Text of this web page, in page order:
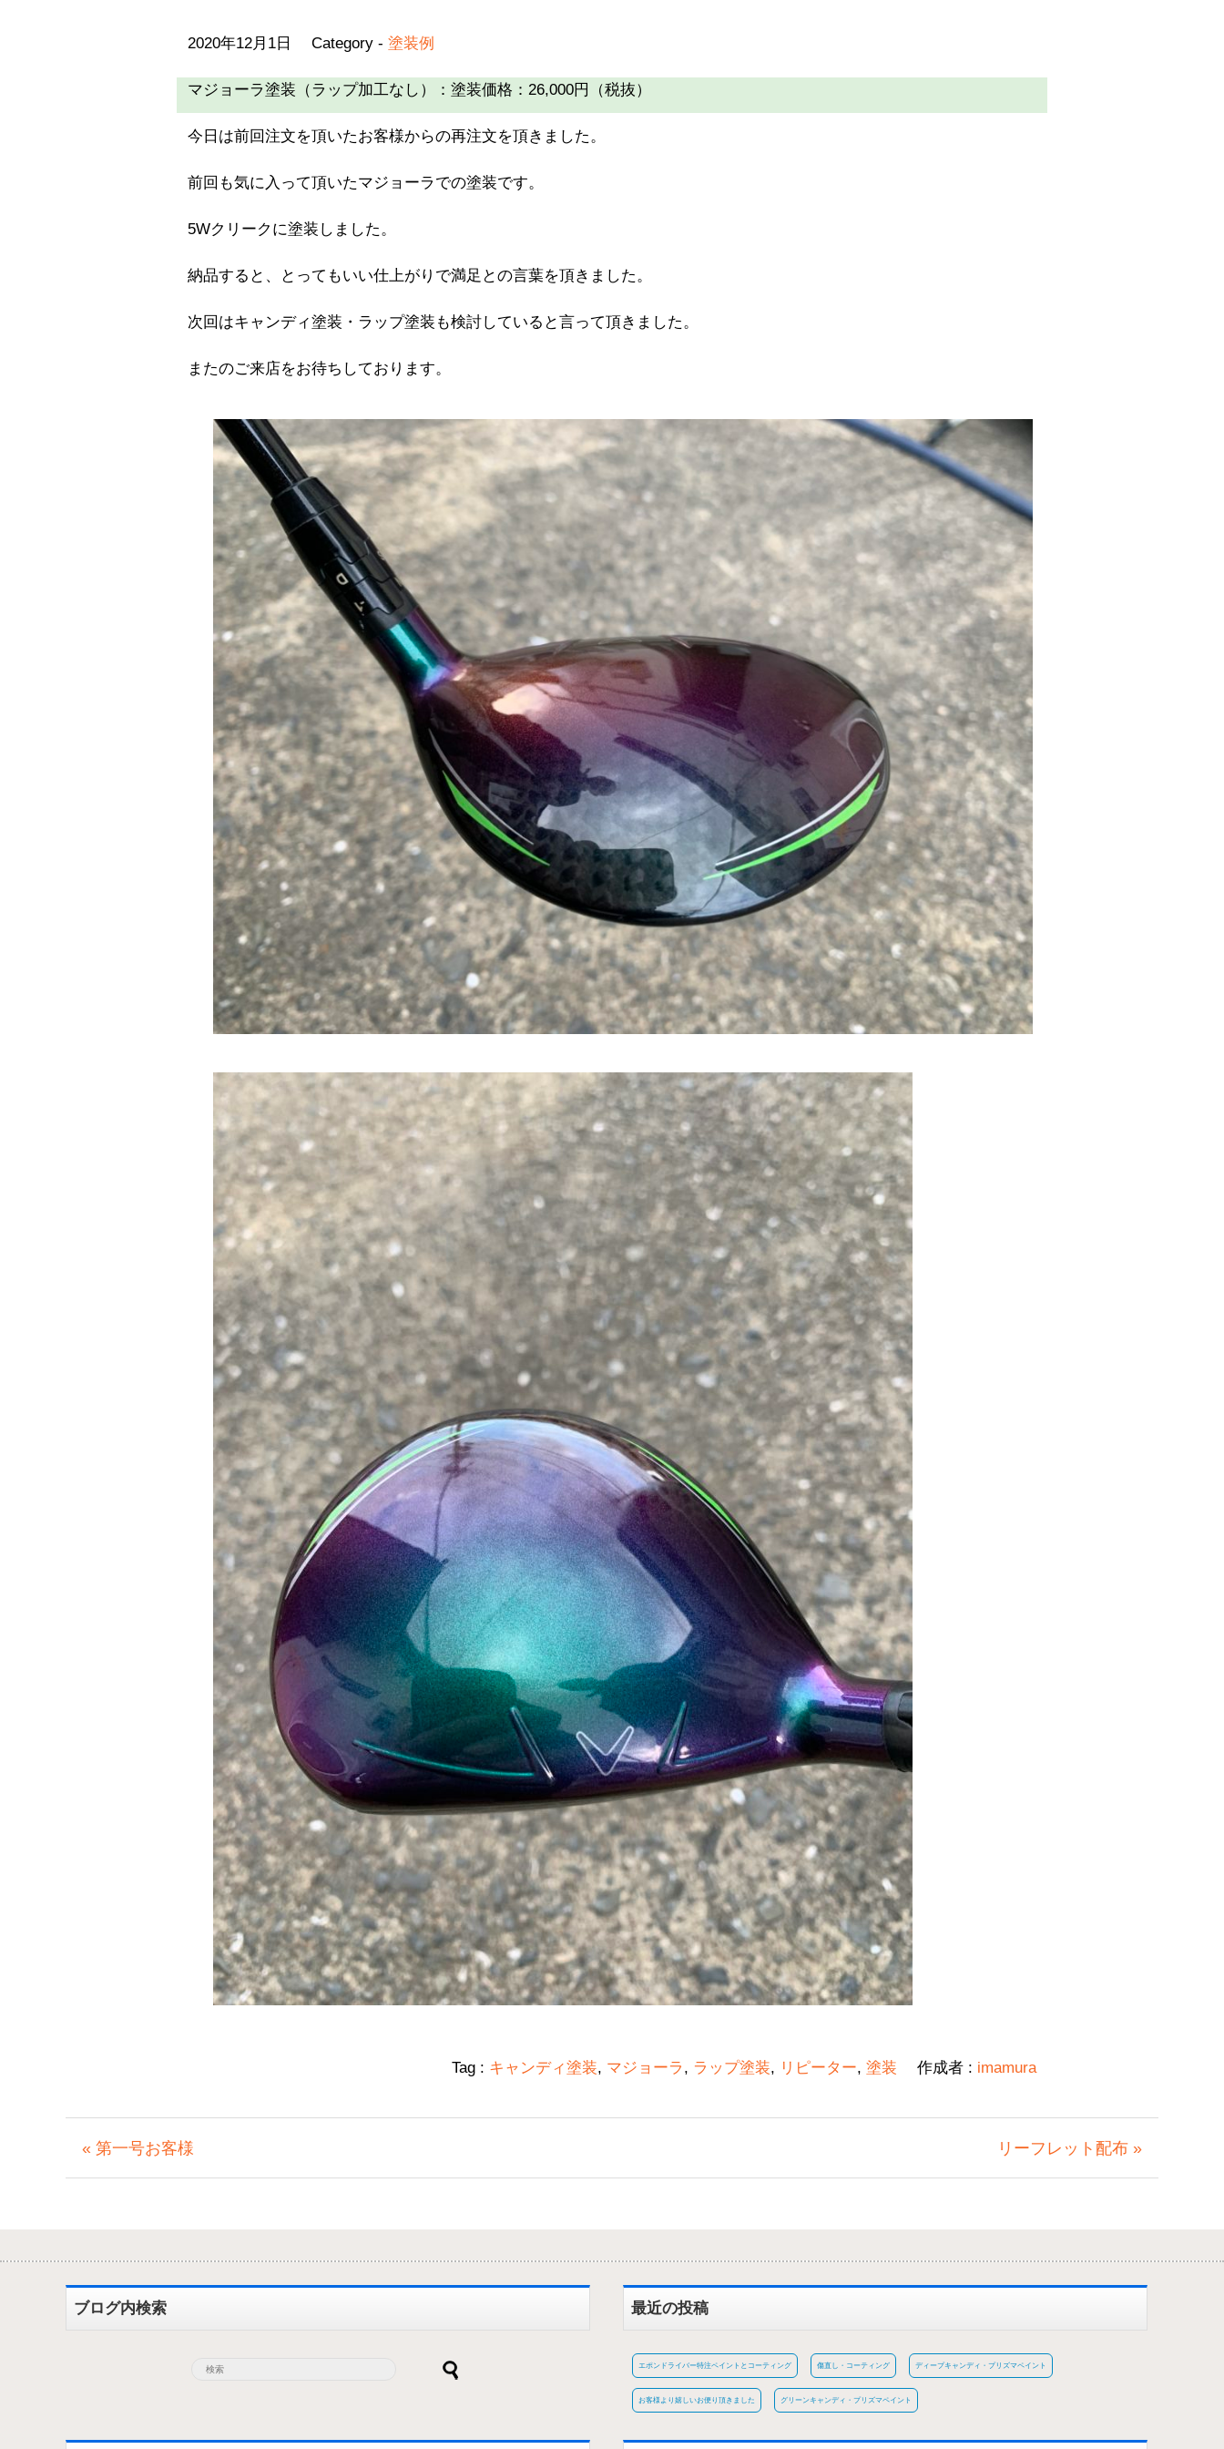
2020年12月1日 Category -塗装例
マジョーラ塗装（ラップ加工なし）：塗装価格：26,000円（税抜）
今日は前回注文を頂いたお客様からの再注文を頂きました。
前回も気に入って頂いたマジョーラでの塗装です。
5Wクリークに塗装しました。
納品すると、とってもいい仕上がりで満足との言葉を頂きました。
次回はキャンディ塗装・ラップ塗装も検討していると言って頂きました。
またのご来店をお待ちしております。
Tag : キャンディ塗装, マジョーラ , ラップ塗装, リピーター, 塗装 作成者 : imamura
« 第一号お客様 リーフレット配布 »
ブログ内検索 最近の投稿
エポンドライバー特注ペイントとコーティング 傷直し・コーティング ディープキャンディ・プリズマペイント
お客様より嬉しいお便り頂きました グリーンキャンディ・プリズマペイント